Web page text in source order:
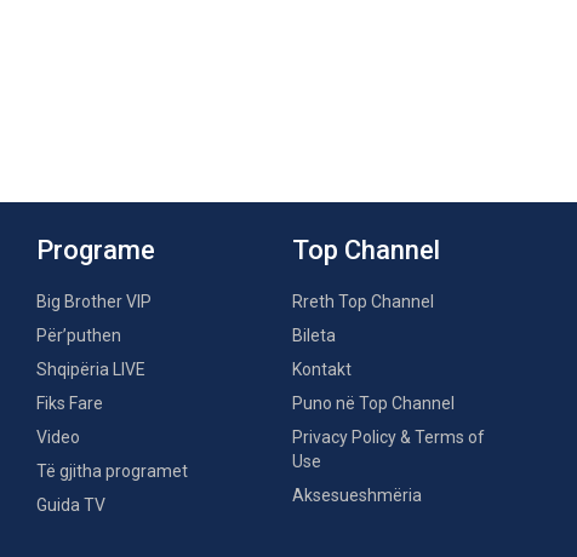
Programe
Big Brother VIP
Për’puthen
Shqipëria LIVE
Fiks Fare
Video
Të gjitha programet
Guida TV
Top Channel
Rreth Top Channel
Bileta
Kontakt
Puno në Top Channel
Privacy Policy & Terms of
Use
Aksesueshmëria